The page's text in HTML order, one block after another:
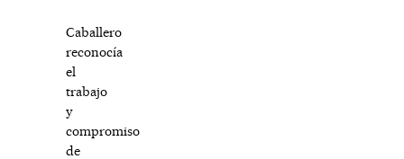
Caballero
reconocía
el
trabajo
y
compromiso
de